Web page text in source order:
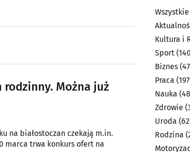
Można już
na białostoczan czekają m.in.
marca trwa konkurs ofert na
Wszystkie
Kultura i
Sport
Biznes
Praca
Nauka
Zdrowie
Uroda
Rodzina